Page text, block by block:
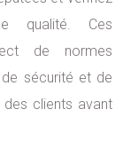
qualité. Ces
de normes
sécurité et de
clients avant